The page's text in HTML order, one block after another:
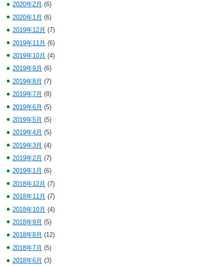
2020年2月 (6)
2020年1月 (6)
2019年12月 (7)
2019年11月 (6)
2019年10月 (4)
2019年9月 (6)
2019年8月 (7)
2019年7月 (8)
2019年6月 (5)
2019年5月 (5)
2019年4月 (5)
2019年3月 (4)
2019年2月 (7)
2019年1月 (6)
2018年12月 (7)
2018年11月 (7)
2018年10月 (4)
2018年9月 (5)
2018年8月 (12)
2018年7月 (5)
2018年6月 (3)